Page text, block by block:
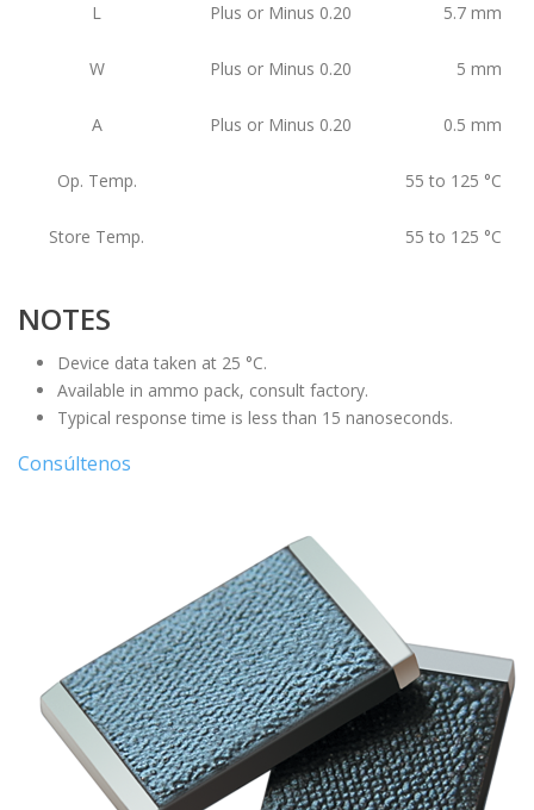
L Plus or Minus 0.20 5.7 mm
W Plus or Minus 0.20 5 mm
A Plus or Minus 0.20 0.5 mm
Op. Temp. 55 to 125 °C
Store Temp. 55 to 125 °C
NOTES
Device data taken at 25 °C.
Available in ammo pack, consult factory.
Typical response time is less than 15 nanoseconds.
Consúltenos